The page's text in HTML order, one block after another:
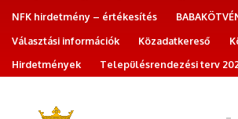
NFK hirdetmény – értékesítés
Választási információk
Közadatkereső
Hirdetmények
Településrendezési terv